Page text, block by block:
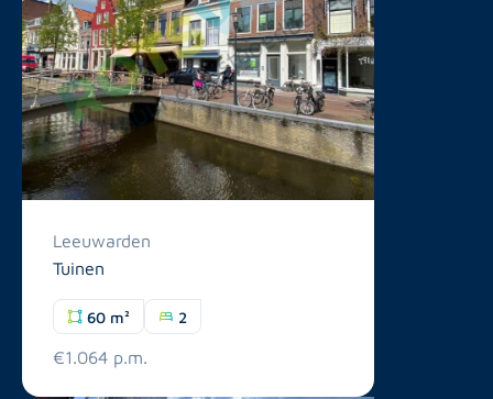
Leeuwarden
Tuinen
60 m² 2
€1.064 p.m.